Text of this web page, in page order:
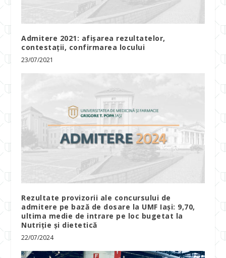
Admitere 2021: afișarea rezultatelor,
contestații, confirmarea locului
23/07/2021
Rezultate provizorii ale concursului de
admitere pe bază de dosare la UMF Iași: 9,70,
ultima medie de intrare pe loc bugetat la
Nutriție și dietetică
22/07/2024